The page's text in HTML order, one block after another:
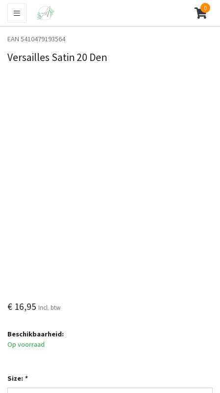
0
EAN 5410479193564
Versailles Satin 20 Den
€ 16,95 Incl. btw
Beschikbaarheid:
Op voorraad
Size: *